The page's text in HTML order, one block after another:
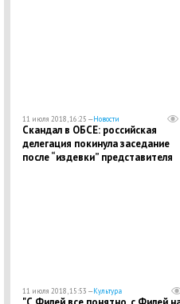
11 июля 2018, 16:25 —Новости
Скандал в ОБСЕ: российская
делегация покинула заседание
после “издевки” представителя
11 июля 2018, 15:53 —Культура